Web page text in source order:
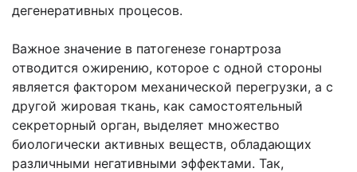
дегенеративных процесов.
Важное значение в патогенезе гонартроза
отводится ожирению, которое с одной стороны
является фактором механической перегрузки, а с
другой жировая ткань, как самостоятельный
секреторный орган, выделяет множество
биологически активных веществ, обладающих
различными негативными эффектами. Так,